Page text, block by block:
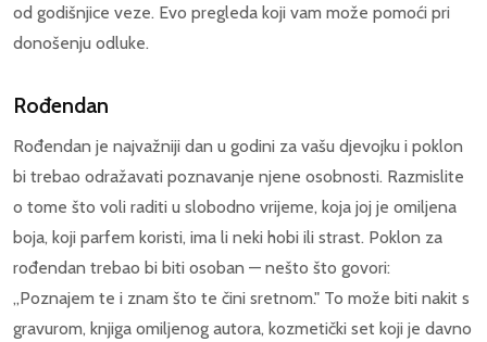
od godišnjice veze. Evo pregleda koji vam može pomoći pri
donošenju odluke.
Rođendan
Rođendan je najvažniji dan u godini za vašu djevojku i poklon
bi trebao odražavati poznavanje njene osobnosti. Razmislite
o tome što voli raditi u slobodno vrijeme, koja joj je omiljena
boja, koji parfem koristi, ima li neki hobi ili strast. Poklon za
rođendan trebao bi biti osoban — nešto što govori:
„Poznajem te i znam što te čini sretnom." To može biti nakit s
gravurom, knjiga omiljenog autora, kozmetički set koji je davno